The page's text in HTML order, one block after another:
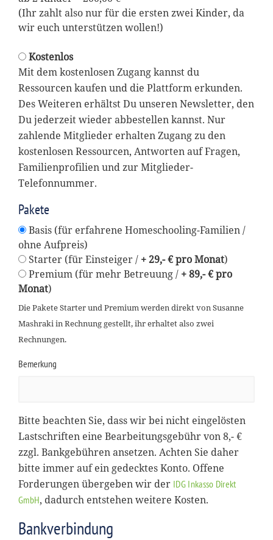
(Ihr zahlt also nur für die ersten zwei Kinder, da
wir euch unterstützen wollen!)
Kostenlos
Mit dem kostenlosen Zugang kannst du
Ressourcen kaufen und die Plattform erkunden.
Des Weiteren erhältst Du unseren Newsletter, den
Du jederzeit wieder abbestellen kannst. Nur
zahlende Mitglieder erhalten Zugang zu den
kostenlosen Ressourcen, Antworten auf Fragen,
Familienprofilien und zur Mitglieder-
Telefonnummer.
Pakete
Basis (für erfahrene Homeschooling-Familien /
ohne Aufpreis)
Starter (für Einsteiger / + 29,- € pro Monat)
Premium (für mehr Betreuung / + 89,- € pro
Monat)
Die Pakete Starter und Premium werden direkt von Susanne
Mashraki in Rechnung gestellt, ihr erhaltet also zwei
Rechnungen.
Bemerkung
Bitte beachten Sie, dass wir bei nicht eingelösten
Lastschriften eine Bearbeitungsgebühr von 8,- €
zzgl. Bankgebühren ansetzen. Achten Sie daher
bitte immer auf ein gedecktes Konto. Offene
Forderungen übergeben wir der IDG Inkasso Direkt
GmbH, dadurch entstehen weitere Kosten.
Bankverbindung